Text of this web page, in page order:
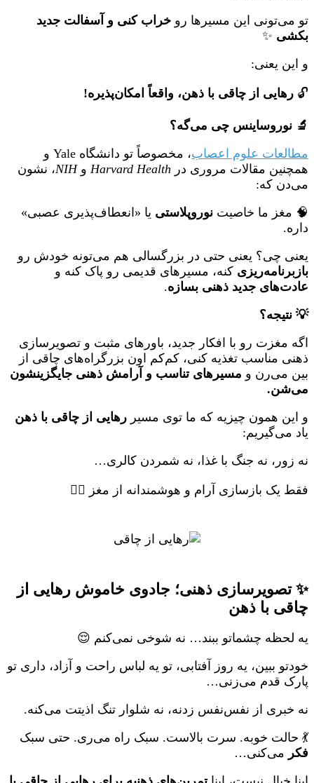
تو می‌تونی این مسیرها رو خراب کنی و آسفالت جدید
بکشی ✨
و این یعنی:
🔓 رهایی از چاقی با ذهن، واقعاً امکان‌پذیره!
🔬 نوروساینس چی می‌گه؟
مطالعات علوم اعصاب
، مخصوصاً تو دانشگاه Yale و
همچنین مقالات مروری در Harvard Health وNIH، نشون
می‌دن که:
🧠 مغز ما خاصیت نوروپلاستی یا «انعطاف‌پذیری عصبی»
داره.
یعنی چی؟ یعنی حتی در بزرگسالی هم می‌تونه خودش رو
بازبرنامه‌ریزی کنه، مسیرهای قدیمی رو پاک کنه و
عادت‌های جدید ذهنی بسازه.
💡 نتیجه؟
اگه مغزت رو با افکار جدید، باورهای مثبت و تصویرسازی
ذهنی مناسب تغذیه کنی، کم‌کم اون بزرگراه‌های چاقی از
بین می‌رن و مسیرهای تناسب و آرامش ذهنی جایگزینشون
می‌شن.
و این همون چیزیه که ما توی مسیر رهایی از چاقی با ذهن
یاد می‌گیریم:
نه زور، نه جنگ با غذا، نه شمردن کالری…
فقط یک بازسازی آرام و هوشمندانه از مغز ❤️‍🧠
✨ تصویرسازی ذهنی؛ جادوی خاموش رهایی از
چاقی با ذهن
یه لحظه چشماتو ببند… نه شوخی نمی‌کنم 😌
خودتو ببین، یه روز آفتابی، تو یه لباس راحت و آزاد، داری تو
پارک قدم می‌زنی…
نه خبری از نفس‌نفس زدنه، نه شلوار تنگ اذیتت می‌کنه.
💃 حالت خوبه. سرت بالاست. سبک راه می‌ری. حتی سبک
فکر می‌کنی…